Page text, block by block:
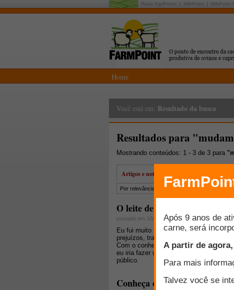
Rede AgriPoint: MilkPoint MilkPoint
Home
Você está em: Resultado da busca
Resultados para
Mostrando conteúdos: 1 - 3 de 3 para
Artigos e notícias
Por relevância Por data Mais lidos
O leite de cabra - Capítulo 4
postado em 16/10/2007
Eu fui muito feliz na minha criação de
prejuízos, trabalho, cansaço. Mesmo
Com o conhecimento que tenho hoje,
eu iria fazer um planejamento, um
público.
Conheça o novo FarmPoint